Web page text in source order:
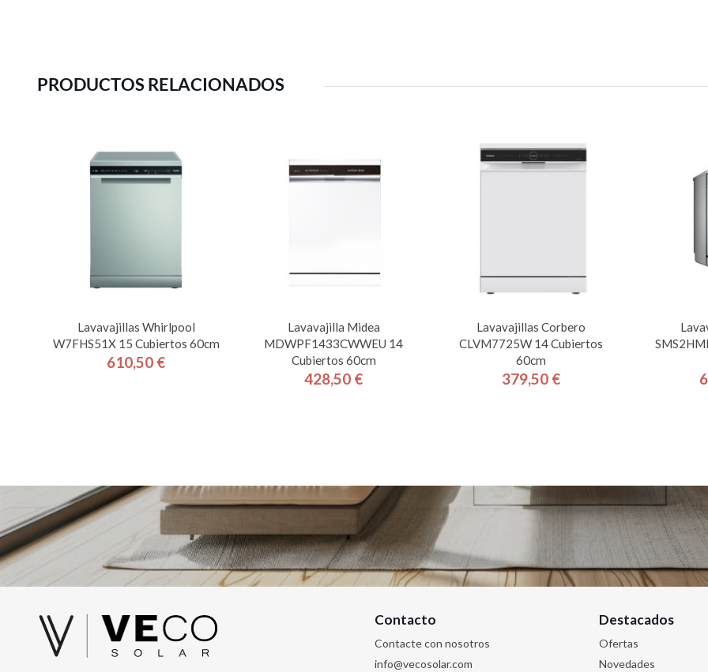
PRODUCTOS RELACIONADOS
Lavavajillas Whirlpool
W7FHS51X 15 Cubiertos 60cm
Precio
610,50 €
Lavavajilla Midea
MDWPF1433CWWEU 14
Cubiertos 60cm
Precio
428,50 €
Lavavajillas Corbero
CLVM7725W 14 Cubiertos
60cm
Precio
379,50 €
Contacto
Contacte con nosotros
info@vecosolar.com
Destacados
Ofertas
Novedades